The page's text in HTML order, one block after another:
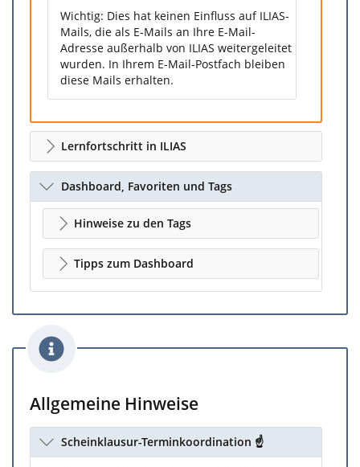
Wichtig: Dies hat keinen Einfluss auf ILIAS-
Mails, die als E-Mails an Ihre E-Mail-
Adresse außerhalb von ILIAS weitergeleitet
wurden. In Ihrem E-Mail-Postfach bleiben
diese Mails erhalten.
Lernfortschritt in ILIAS
Dashboard, Favoriten und Tags
Hinweise zu den Tags
Tipps zum Dashboard
Allgemeine Hinweise
Scheinklausur-Terminkoordination ☝️